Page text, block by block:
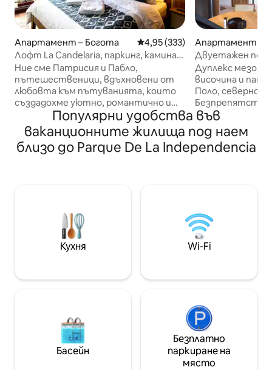
Апартамент – Богота Средна оценка: 4,95 от 5,
4,95 (333)
Лофт La Candelaria, паркинг, камина,
360-градусова гледка
Ние сме Патрисия и Пабло,
пътешественици, вдъхновени от
любовта към пътуванията, които
създадохме уютно, романтично и
провинциално място за почивка в
сърцето на Ла Канделария. Къщата
на Ксия Ксю е на няколко крачки от
Пласа де Боливар, музеите „Ботеро“
сушилнята в жилището.
Самостоятелно настаняване,
безплатен паркинг и подходящо за
домашни любимци. Топло и
ви накара да се почувствате като у
Апартамент –
Двуетажен
височина и
Дуплекс
височина и
Поло, северно
от двете нива.
2 спални с легло
телевизор. 2
оборудвана
25 минути от
денонощен
пространство
360°. Пералня и
Популярни удобства във
ваканционните жилища под наем
близо до Parque De La Independencia
Кухня Wi-Fi
Басейн
Безплатно
паркиране на
място